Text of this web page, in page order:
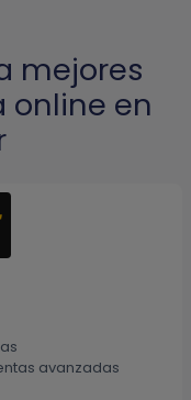
mejores
online en
avanzadas